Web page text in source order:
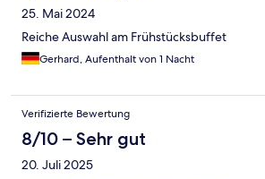
25. Mai 2024
Reiche Auswahl am Frühstücksbuffet
Gerhard, Aufenthalt von 1 Nacht
Verifizierte Bewertung
8/10 – Sehr gut
20. Juli 2025